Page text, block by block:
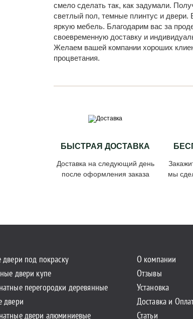
смело сделать так, как задумали.
светлый пол, темные плинтус и двери.
яркую мебель. Благодарим вас за
своевременную доставку и
Желаем вашей компании хороших
процветания.
БЫСТРАЯ ДОСТАВКА
Доставка на следующий день
после оформления заказа
мы
под покраску
двери купе
перегородки деревянные
двери
двери алюминиевые
О компании
Отзывы
Установка
Доставка и
Статьи